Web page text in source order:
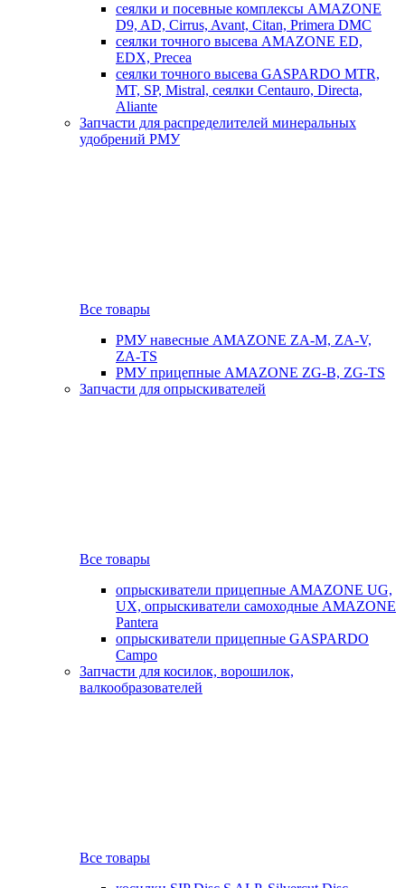
сеялки и посевные комплексы AMAZONE
D9, AD, Cirrus, Avant, Citan, Primera DMC
сеялки точного высева AMAZONE ED,
EDX, Precea
сеялки точного высева GASPARDO MTR,
MT, SP, Mistral, сеялки Centauro, Directa,
Aliante
Запчасти для распределителей минеральных
удобрений РМУ
Все товары
РМУ навесные AMAZONE ZA-M, ZA-V,
ZA-TS
РМУ прицепные AMAZONE ZG-B, ZG-TS
Запчасти для опрыскивателей
Все товары
опрыскиватели прицепные AMAZONE UG,
UX, опрыскиватели самоходные AMAZONE
Pantera
опрыскиватели прицепные GASPARDO
Campo
Запчасти для косилок, ворошилок,
валкообразователей
Все товары